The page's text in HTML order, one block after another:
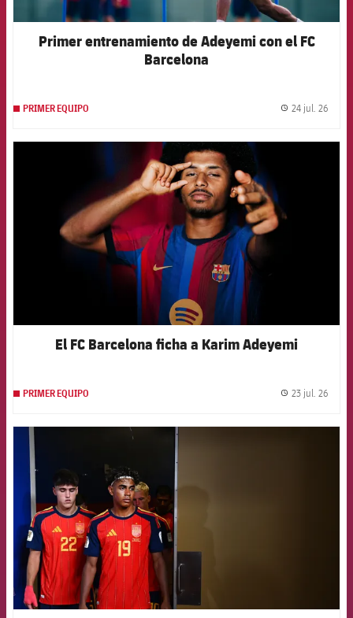
Primer entrenamiento de Adeyemi con el FC
Barcelona
PRIMER EQUIPO 24 jul. 26
FCB Barcelona badge
El FC Barcelona ficha a Karim Adeyemi
PRIMER EQUIPO 23 jul. 26
FCB Barcelona badge